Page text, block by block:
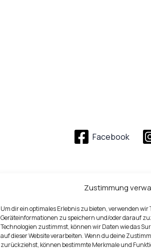
Zustimmung
Um dir ein optimales Erlebnis zu bieten, verwenden wir
Geräteinformationen zu speichern und/oder darauf
Technologien zustimmst, können wir Daten wie das
auf dieser Website verarbeiten. Wenn du deine
zurückziehst, können bestimmte Merkmale und
Facebook